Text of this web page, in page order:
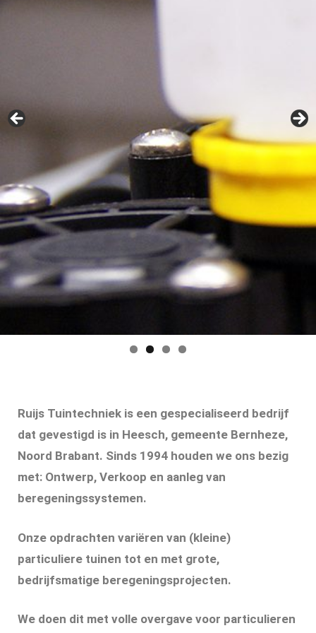
Ruijs Tuintechniek is een gespecialiseerd bedrijf
dat gevestigd is in Heesch, gemeente Bernheze,
Noord Brabant. Sinds 1994 houden we ons bezig
met: Ontwerp, Verkoop en aanleg van
beregeningssystemen.
Onze opdrachten variëren van (kleine)
particuliere tuinen tot en met grote,
bedrijfsmatige beregeningsprojecten.
We doen dit met volle overgave voor particulieren